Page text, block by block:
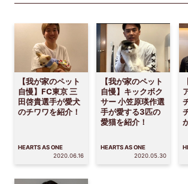
【我が家のペット
自慢】FC東京 三
田啓貴選手が愛犬
のチワワを紹介！
HEARTS AS ONE
2020.06.16
【我が家のペット
自慢】キックボク
サー 小笠原瑛作選
手が愛する3匹の
愛猫を紹介！
HEARTS AS ONE
2020.05.30